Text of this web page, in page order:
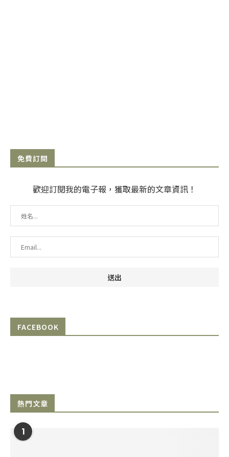
免費訂閱
歡迎訂閱我的電子報，獲取最新的文章資訊！
FACEBOOK
熱門文章
1